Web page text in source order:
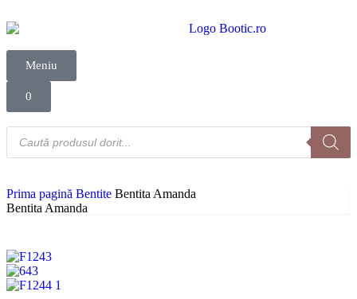
Meniu
0
Prima pagină Bentite Bentita Amanda
Bentita Amanda